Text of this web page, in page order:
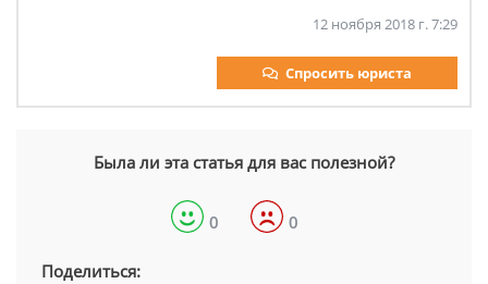
12 ноября 2018 г. 7:29
Спросить юриста
Была ли эта статья для вас полезной?
0 0
Поделиться: